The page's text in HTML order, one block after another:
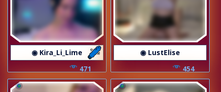
◉ Kira_Li_Lime
471
◉ LustElise
454